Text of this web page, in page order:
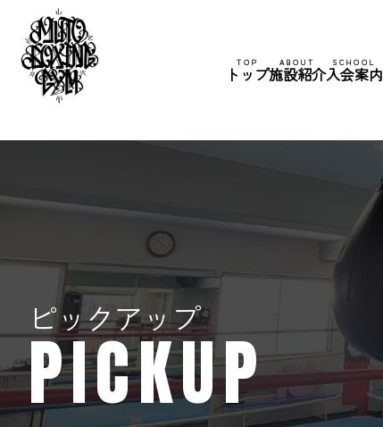
TOP
トップ
ABOUT
施設紹介
SCHOOL
入会案内
ピックアップ
PICKUP